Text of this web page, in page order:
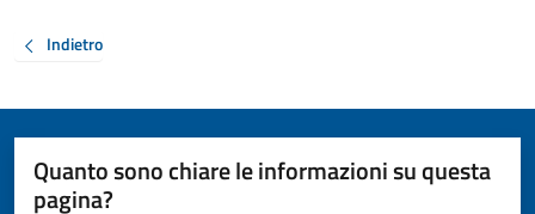
Indietro
Quanto sono chiare le informazioni su questa
pagina?